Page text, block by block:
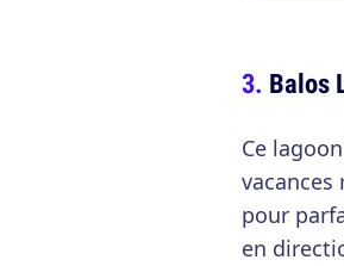
Balos
Ce
pour
en